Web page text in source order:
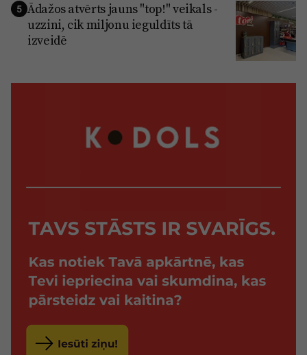
5 Ādažos atvērts jauns "top!" veikals -
uzzini, cik miljonu ieguldīts tā
izveidē